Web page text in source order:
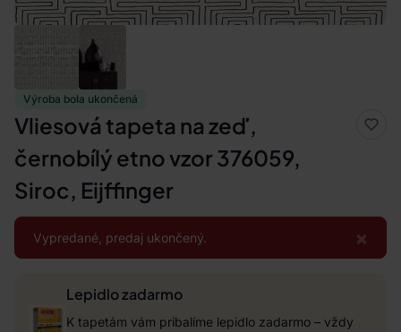
Výroba bola ukončená
Vliesová tapeta na zeď,
černobílý etno vzor 376059,
Siroc, Eijffinger
×
Vypredané, predaj ukončený.
Lepidlo zadarmo
K tapetám vám pribalíme lepidlo zadarmo – vždy